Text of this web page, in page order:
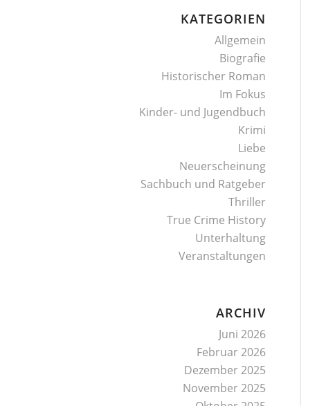
KATEGORIEN
Allgemein
Biografie
Historischer Roman
Im Fokus
Kinder- und Jugendbuch
Krimi
Liebe
Neuerscheinung
Sachbuch und Ratgeber
Thriller
True Crime History
Unterhaltung
Veranstaltungen
ARCHIV
Juni 2026
Februar 2026
Dezember 2025
November 2025